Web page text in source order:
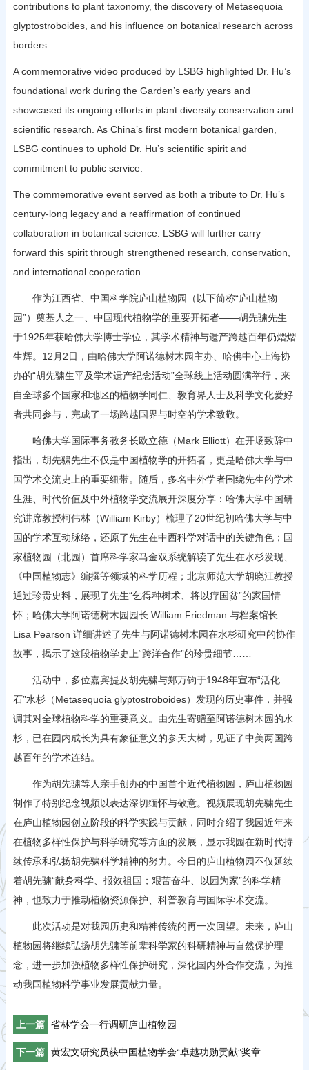
contributions to plant taxonomy, the discovery of Metasequoia
glyptostroboides, and his influence on botanical research across
borders.
A commemorative video produced by LSBG highlighted Dr. Hu’s
foundational work during the Garden’s early years and
showcased its ongoing efforts in plant diversity conservation and
scientific research. As China’s first modern botanical garden,
LSBG continues to uphold Dr. Hu’s scientific spirit and
commitment to public service.
The commemorative event served as both a tribute to Dr. Hu’s
century-long legacy and a reaffirmation of continued
collaboration in botanical science. LSBG will further carry
forward this spirit through strengthened research, conservation,
and international cooperation.
作为江西省、中国科学院庐山植物园（以下简称“庐山植物
园”）奠基人之一、中国现代植物学的重要开拓者——胡先骕先生
于1925年获哈佛大学博士学位，其学术精神与遗产跨越百年仍熠熠
生辉。12月2日，由哈佛大学阿诺德树木园主办、哈佛中心上海协
办的“胡先骕生平及学术遗产纪念活动”全球线上活动圆满举行，来
自全球多个国家和地区的植物学同仁、教育界人士及科学文化爱好
者共同参与，完成了一场跨越国界与时空的学术致敬。
哈佛大学国际事务教务长欧立德（Mark Elliott）在开场致辞中
指出，胡先骕先生不仅是中国植物学的开拓者，更是哈佛大学与中
国学术交流史上的重要纽带。随后，多名中外学者围绕先生的学术
生涯、时代价值及中外植物学交流展开深度分享：哈佛大学中国研
究讲席教授柯伟林（William Kirby）梳理了20世纪初哈佛大学与中
国的学术互动脉络，还原了先生在中西科学对话中的关键角色；国
家植物园（北园）首席科学家马金双系统解读了先生在水杉发现、
《中国植物志》编撰等领域的科学历程；北京师范大学胡晓江教授
通过珍贵史料，展现了先生“乞得种树术、将以疗国贫”的家国情
怀；哈佛大学阿诺德树木园园长 William Friedman 与档案馆长
Lisa Pearson 详细讲述了先生与阿诺德树木园在水杉研究中的协作
故事，揭示了这段植物学史上“跨洋合作”的珍贵细节……
活动中，多位嘉宾提及胡先骕与郑万钧于1948年宣布“活化
石”水杉（Metasequoia glyptostroboides）发现的历史事件，并强
调其对全球植物科学的重要意义。由先生寄赠至阿诺德树木园的水
杉，已在园内成长为具有象征意义的参天大树，见证了中美两国跨
越百年的学术连结。
作为胡先骕等人亲手创办的中国首个近代植物园，庐山植物园
制作了特别纪念视频以表达深切缅怀与敬意。视频展现胡先骕先生
在庐山植物园创立阶段的科学实践与贡献，同时介绍了我园近年来
在植物多样性保护与科学研究等方面的发展，显示我园在新时代持
续传承和弘扬胡先骕科学精神的努力。今日的庐山植物园不仅延续
着胡先骕“献身科学、报效祖国；艰苦奋斗、以园为家”的科学精
神，也致力于推动植物资源保护、科普教育与国际学术交流。
此次活动是对我园历史和精神传统的再一次回望。未来，庐山
植物园将继续弘扬胡先骕等前辈科学家的科研精神与自然保护理
念，进一步加强植物多样性保护研究，深化国内外合作交流，为推
动我国植物科学事业发展贡献力量。
上一篇 省林学会一行调研庐山植物园
下一篇 黄宏文研究员获中国植物学会“卓越功勋贡献”奖章